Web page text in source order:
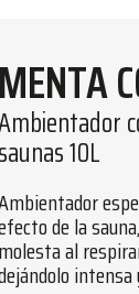
MENTA
saunas 10L
de la
molesta al